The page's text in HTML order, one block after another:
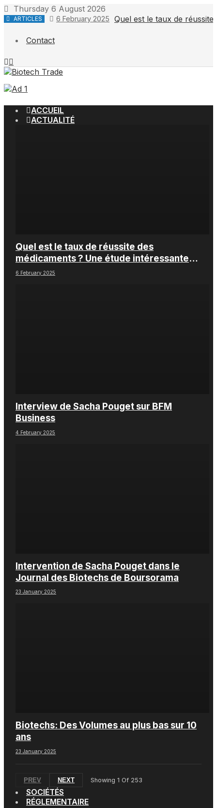
Skip
to
Thursday 6 August 2026
ARTICLES 6 February 2025 Quel est le taux de
Contact
ACCUEIL
ACTUALITÉ
Quel est le taux de réussite des
médicaments ? Une étude intéressante
chez les Big Pharmas
6 February 2025
Interview de Sacha Pouget sur BFM
Business
4 February 2025
Intervention de Sacha Pouget dans le
Journal des Biotechs de Boursorama
23 January 2025
Biotechs: Des Volumes au plus bas sur 10
ans
23 January 2025
PREV NEXT Showing 1 Of 253
SOCIÉTÉS
RÉGLEMENTAIRE